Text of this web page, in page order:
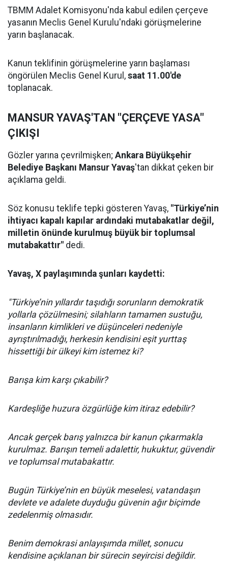
TBMM Adalet Komisyonu'nda kabul edilen çerçeve
yasanın Meclis Genel Kurulu'ndaki görüşmelerine
yarın başlanacak.
Kanun teklifinin görüşmelerine yarın başlaması
öngörülen Meclis Genel Kurul, saat 11.00'de
toplanacak.
MANSUR YAVAŞ'TAN "ÇERÇEVE YASA"
ÇIKIŞI
Gözler yarına çevrilmişken; Ankara Büyükşehir
Belediye Başkanı Mansur Yavaş'tan dikkat çeken bir
açıklama geldi.
Söz konusu teklife tepki gösteren Yavaş, "Türkiye’nin
ihtiyacı kapalı kapılar ardındaki mutabakatlar değil,
milletin önünde kurulmuş büyük bir toplumsal
mutabakattır" dedi.
Yavaş, X paylaşımında şunları kaydetti:
"Türkiye’nin yıllardır taşıdığı sorunların demokratik
yollarla çözülmesini; silahların tamamen sustuğu,
insanların kimlikleri ve düşünceleri nedeniyle
ayrıştırılmadığı, herkesin kendisini eşit yurttaş
hissettiği bir ülkeyi kim istemez ki?
Barışa kim karşı çıkabilir?
Kardeşliğe huzura özgürlüğe kim itiraz edebilir?
Ancak gerçek barış yalnızca bir kanun çıkarmakla
kurulmaz. Barışın temeli adalettir, hukuktur, güvendir
ve toplumsal mutabakattır.
Bugün Türkiye’nin en büyük meselesi, vatandaşın
devlete ve adalete duyduğu güvenin ağır biçimde
zedelenmiş olmasıdır.
Benim demokrasi anlayışımda millet, sonucu
kendisine açıklanan bir sürecin seyircisi değildir.